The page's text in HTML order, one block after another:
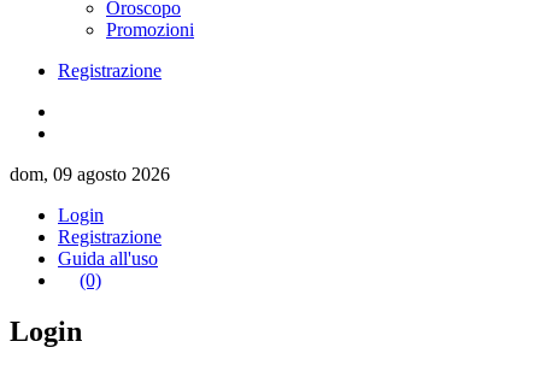
Oroscopo
Promozioni
Registrazione
dom, 09 agosto 2026
Login
Registrazione
Guida all'uso
(0)
Login